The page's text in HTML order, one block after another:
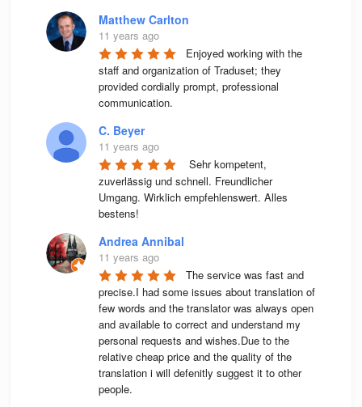
Matthew Carlton
11 years ago
Enjoyed working with the
staff and organization of Traduset; they
provided cordially prompt, professional
communication.
C. Beyer
11 years ago
Sehr kompetent,
zuverlässig und schnell. Freundlicher
Umgang. Wirklich empfehlenswert. Alles
bestens!
Andrea Annibal
11 years ago
The service was fast and
precise.I had some issues about translation of
few words and the translator was always open
and available to correct and understand my
personal requests and wishes.Due to the
relative cheap price and the quality of the
translation i will defenitly suggest it to other
people.